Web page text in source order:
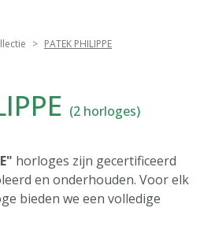
PATEK PHILIPPE
(2 horloges)
horloges zijn gecertificeerd
en onderhouden. Voor elk
bieden we een volledige